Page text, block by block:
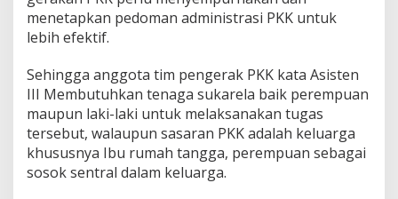
menetapkan pedoman administrasi PKK untuk
lebih efektif.
Sehingga anggota tim pengerak PKK kata Asisten
III Membutuhkan tenaga sukarela baik perempuan
maupun laki-laki untuk melaksanakan tugas
tersebut, walaupun sasaran PKK adalah keluarga
khususnya Ibu rumah tangga, perempuan sebagai
sosok sentral dalam keluarga.